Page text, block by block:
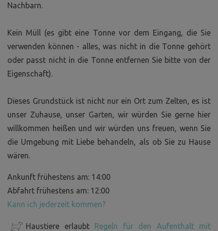
Nachbarn.
Kein Müll (es gibt eine Tonne vor dem Eingang, die Sie
verwenden können - alles, was nicht in die Tonne gehört
oder passt nicht in die Tonne entfernen Sie bitte von der
Eigenschaft).
Dieses Grundstück ist nicht nur ein Ort zum Zelten, es ist
unser Zuhause, unser Garten, wir würden Sie gerne hier
willkommen heißen und wir würden uns freuen, wenn Sie
die Umgebung mit Liebe behandeln, als ob Sie zu Hause
wären.
Ankunft frühestens am: 14:00
Abfahrt frühestens am: 12:00
Kann ich jederzeit kommen?
Haustiere erlaubt Regeln für den Aufenthalt mit